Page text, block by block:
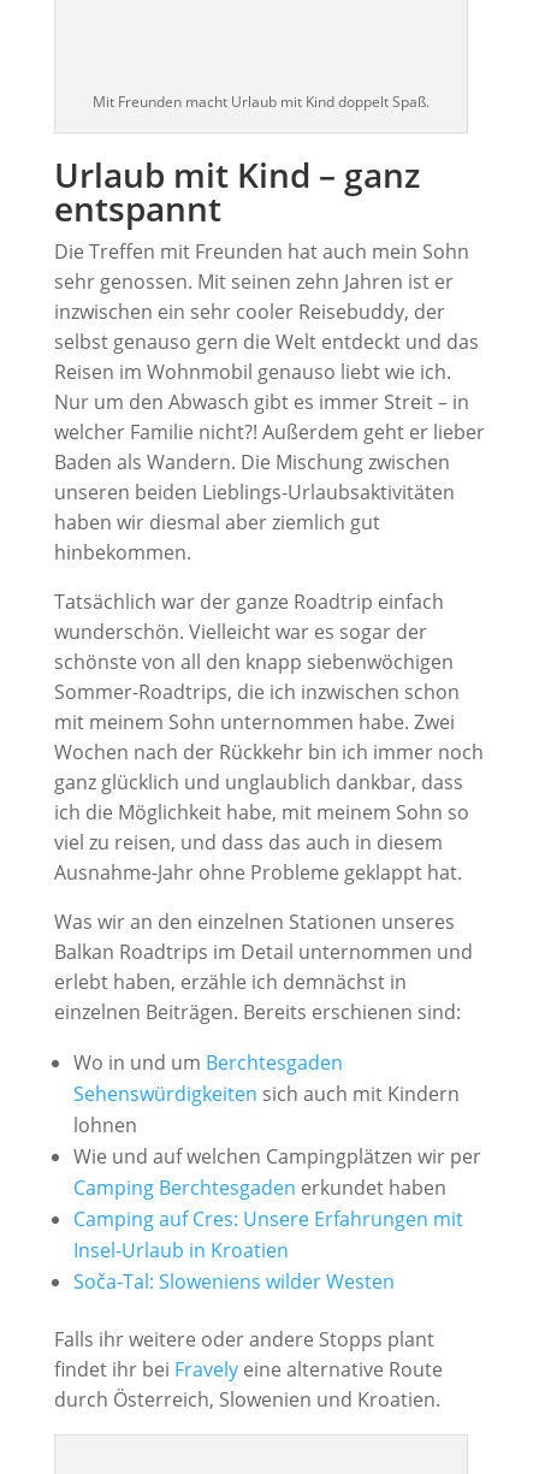
Mit Freunden macht Urlaub mit Kind doppelt Spaß.
Urlaub mit Kind – ganz
entspannt
Die Treffen mit Freunden hat auch mein Sohn
sehr genossen. Mit seinen zehn Jahren ist er
inzwischen ein sehr cooler Reisebuddy, der
selbst genauso gern die Welt entdeckt und das
Reisen im Wohnmobil genauso liebt wie ich.
Nur um den Abwasch gibt es immer Streit – in
welcher Familie nicht?! Außerdem geht er lieber
Baden als Wandern. Die Mischung zwischen
unseren beiden Lieblings-Urlaubsaktivitäten
haben wir diesmal aber ziemlich gut
hinbekommen.
Tatsächlich war der ganze Roadtrip einfach
wunderschön. Vielleicht war es sogar der
schönste von all den knapp siebenwöchigen
Sommer-Roadtrips, die ich inzwischen schon
mit meinem Sohn unternommen habe. Zwei
Wochen nach der Rückkehr bin ich immer noch
ganz glücklich und unglaublich dankbar, dass
ich die Möglichkeit habe, mit meinem Sohn so
viel zu reisen, und dass das auch in diesem
Ausnahme-Jahr ohne Probleme geklappt hat.
Was wir an den einzelnen Stationen unseres
Balkan Roadtrips im Detail unternommen und
erlebt haben, erzähle ich demnächst in
einzelnen Beiträgen. Bereits erschienen sind:
Wo in und um Berchtesgaden
Sehenswürdigkeiten sich auch mit Kindern
lohnen
Wie und auf welchen Campingplätzen wir per
Camping Berchtesgaden erkundet haben
Camping auf Cres: Unsere Erfahrungen mit
Insel-Urlaub in Kroatien
Soča-Tal: Sloweniens wilder Westen
Falls ihr weitere oder andere Stopps plant
findet ihr bei Fravelyeine alternative Route
durch Österreich, Slowenien und Kroatien.